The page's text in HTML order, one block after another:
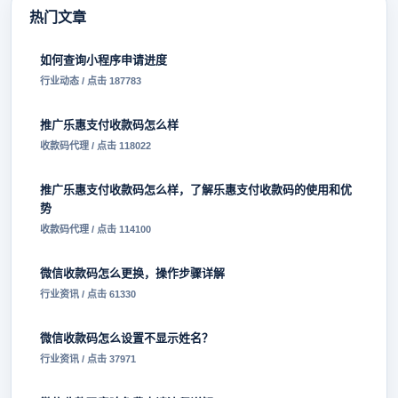
热门文章
如何查询小程序申请进度
行业动态 / 点击 187783
推广乐惠支付收款码怎么样
收款码代理 / 点击 118022
推广乐惠支付收款码怎么样，了解乐惠支付收款码的使用和优
势
收款码代理 / 点击 114100
微信收款码怎么更换，操作步骤详解
行业资讯 / 点击 61330
微信收款码怎么设置不显示姓名？
行业资讯 / 点击 37971